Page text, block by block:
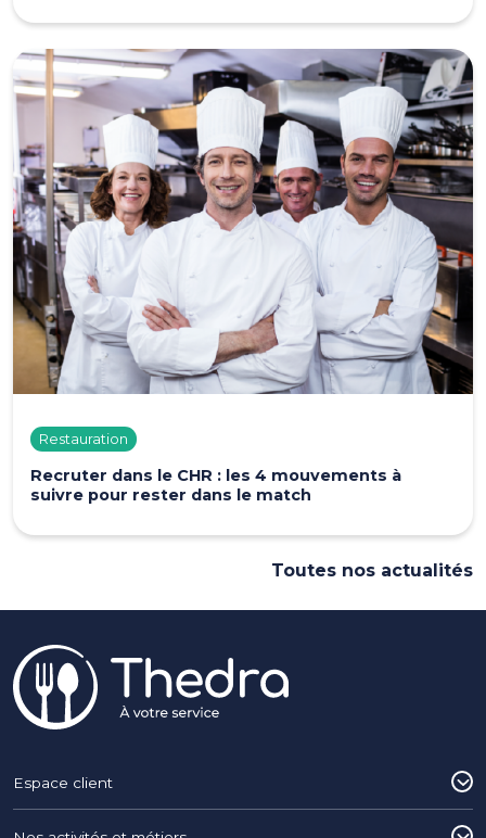
Restauration
Recruter dans le CHR : les 4 mouvements à
suivre pour rester dans le match
Toutes nos actualités
Espace client